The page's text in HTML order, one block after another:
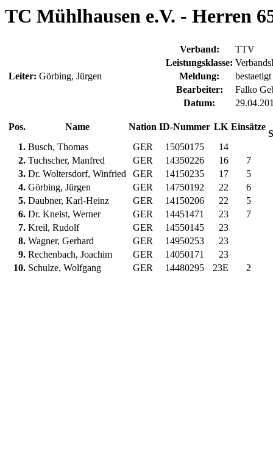
TC Mühlhausen e.V. - Herren
Leiter: Görbing, Jürgen
Verband:
TTV
Leistungsklasse:
Meldung:
bestaetigt
Bearbeiter:
Falko
Datum:
Pos. Name Nation ID-Nummer LK Einsätze
1. Busch, Thomas GER 15050175
14
2. Tuchscher, Manfred GER 14350226 16
7
3. Dr. Woltersdorf, Winfried GER 14150235 17
5
4. Görbing, Jürgen GER 14750192 22
6
5. Daubner, Karl-Heinz GER 14150206 22
5
6. Dr. Kneist, Werner GER 14451471 23
7
7. Kreil, Rudolf GER 14550145
23
8. Wagner, Gerhard GER 14950253
23
9. Rechenbach, Joachim GER 14050171
23
10. Schulze, Wolfgang GER 14480295 23E 2